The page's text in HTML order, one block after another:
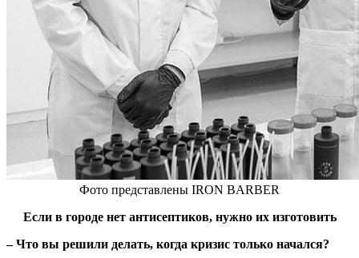
Фото представлены IRON BARBER
Если в городе нет антисептиков, нужно их изготовить
– Что вы решили делать, когда кризис только начался?